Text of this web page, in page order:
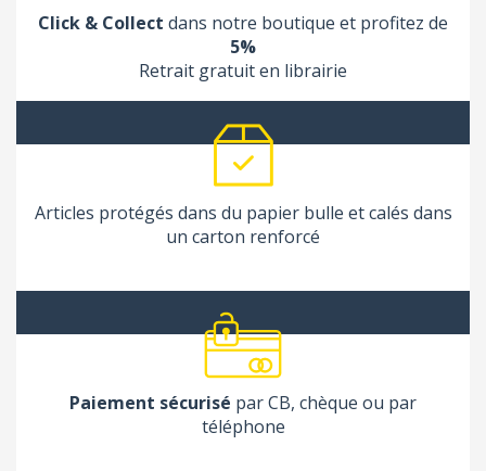
Click & Collect dans notre boutique et profitez de
5%
Retrait gratuit en librairie
Articles protégés dans du papier bulle et calés dans
un carton renforcé
Paiement sécurisé par CB, chèque ou par
téléphone